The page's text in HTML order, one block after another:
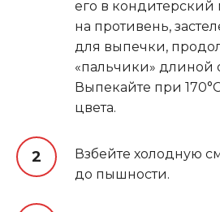
его в кондитерский
на противень,
для выпечки,
«пальчики» длиной
Выпекайте при
цвета.
Взбейте холодную
до пышности.